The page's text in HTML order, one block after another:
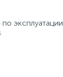
эксплуатации